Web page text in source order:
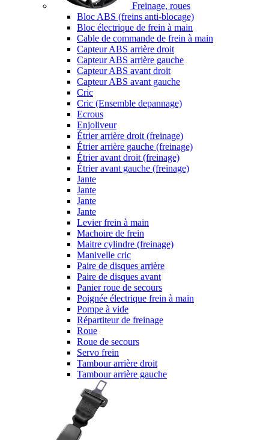
Freinage, roues
Bloc ABS (freins anti-blocage)
Bloc électrique de frein à main
Cable de commande de frein à main
Capteur ABS arrière droit
Capteur ABS arrière gauche
Capteur ABS avant droit
Capteur ABS avant gauche
Cric
Cric (Ensemble depannage)
Ecrous
Enjoliveur
Étrier arrière droit (freinage)
Étrier arrière gauche (freinage)
Étrier avant droit (freinage)
Étrier avant gauche (freinage)
Jante
Jante
Jante
Jante
Levier frein à main
Machoire de frein
Maitre cylindre (freinage)
Manivelle cric
Paire de disques arrière
Paire de disques avant
Panier roue de secours
Poignée électrique frein à main
Pompe à vide
Répartiteur de freinage
Roue
Roue de secours
Servo frein
Tambour arrière droit
Tambour arrière gauche